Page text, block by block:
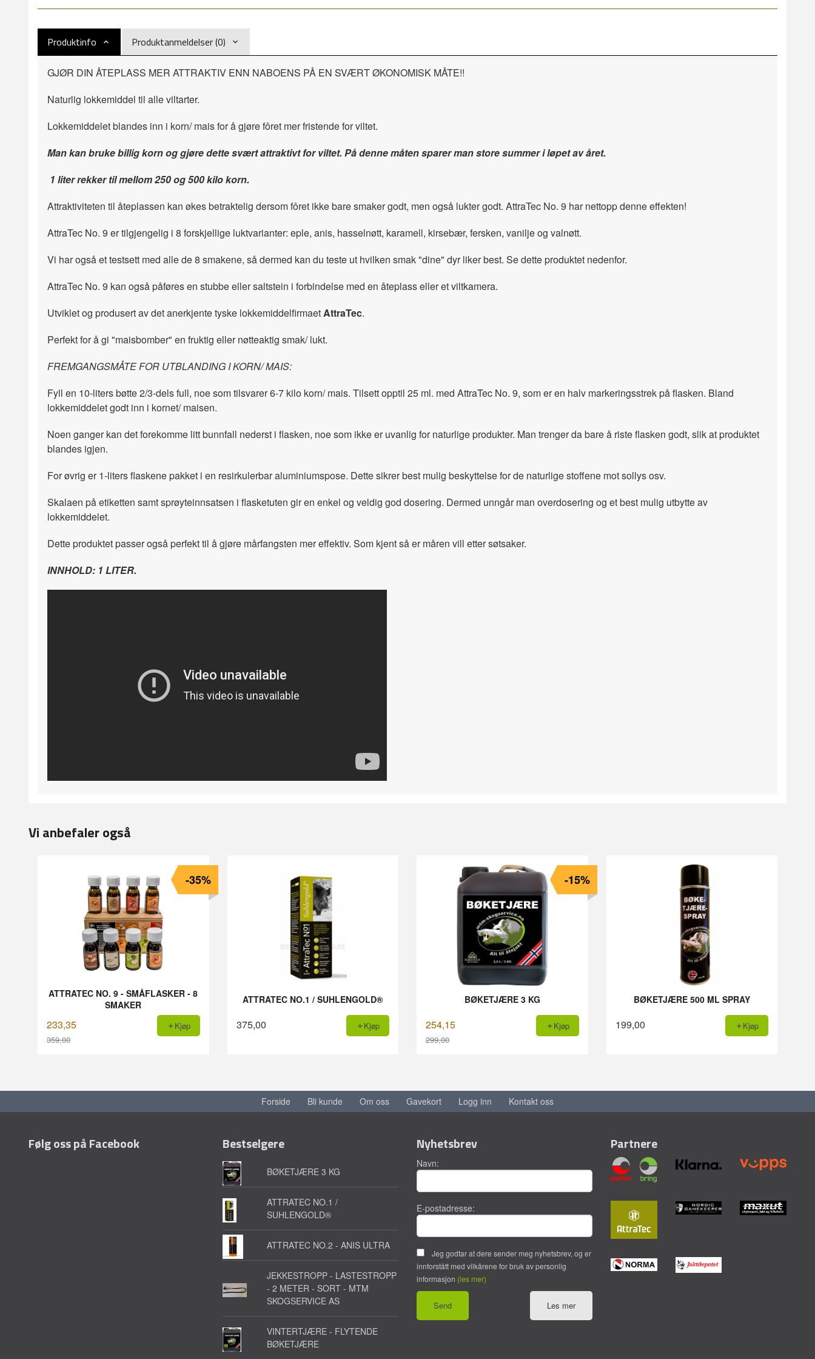
Produktinfo Produktanmeldelser (0)
GJØR DIN ÅTEPLASS MER ATTRAKTIV ENN NABOENS PÅ EN SVÆRT ØKONOMISK MÅTE!!
Naturlig lokkemiddel til alle viltarter.
Lokkemiddelet blandes inn i korn/ mais for å gjøre fôret mer fristende for viltet.
Man kan bruke billig korn og gjøre dette svært attraktivt for viltet. På denne måten sparer man store summer i løpet av året.
1 liter rekker til mellom 250 og 500 kilo korn.
Attraktiviteten til åteplassen kan økes betraktelig dersom fôret ikke bare smaker godt, men også lukter godt. AttraTec No. 9 har nettopp denne effekten!
AttraTec No. 9 er tilgjengelig i 8 forskjellige luktvarianter: eple, anis, hasselnøtt, karamell, kirsebær, fersken, vanilje og valnøtt.
Vi har også et testsett med alle de 8 smakene, så dermed kan du teste ut hvilken smak "dine" dyr liker best. Se dette produktet nedenfor.
AttraTec No. 9 kan også påføres en stubbe eller saltstein i forbindelse med en åteplass eller et viltkamera.
Utviklet og produsert av det anerkjente tyske lokkemiddelfirmaetAttraTec.
Perfekt for å gi "maisbomber" en fruktig eller nøtteaktig smak/ lukt.
FREMGANGSMÅTE FOR UTBLANDING I KORN/ MAIS:
Fyll en 10-liters bøtte 2/3-dels full, noe som tilsvarer 6-7 kilo korn/ mais. Tilsett opptil 25 ml. med AttraTec No. 9, som er en halv markeringsstrek på flasken. Bland
lokkemiddelet godt inn i kornet/ maisen.
Noen ganger kan det forekomme litt bunnfall nederst i flasken, noe som ikke er uvanlig for naturlige produkter. Man trenger da bare å riste flasken godt, slik at produktet
blandes igjen.
For øvrig er 1-liters flaskene pakket i en resirkulerbar aluminiumspose. Dette sikrer best mulig beskyttelse for de naturlige stoffene mot sollys osv.
Skalaen på etiketten samt sprøyteinnsatsen i flasketuten gir en enkel og veldig god dosering. Dermed unngår man overdosering og et best mulig utbytte av
lokkemiddelet.
Dette produktet passer også perfekt til å gjøre mårfangsten mer effektiv. Som kjent så er måren vill etter søtsaker.
INNHOLD: 1 LITER.
Vi anbefaler også
ATTRATEC NO. 9 - SMÅFLASKER - 8
SMAKER
233,35
359,00
-35%
Kjøp
ATTRATEC NO.1 / SUHLENGOLD®
375,00 Kjøp
BØKETJÆRE 3 KG
254,15
299,00
-15%
Kjøp
BØKETJÆRE 500 ML SPRAY
199,00 Kjøp
Forside Bli kunde Om oss Gavekort Logg inn Kontakt oss
Følg oss på Facebook Bestselgere
BØKETJÆRE 3 KG
ATTRATEC NO.1 /
SUHLENGOLD®
ATTRATEC NO.2 - ANIS ULTRA
JEKKESTROPP - LASTESTROPP
- 2 METER - SORT - MTM
SKOGSERVICE AS
VINTERTJÆRE - FLYTENDE
BØKETJÆRE
Nyhetsbrev
Navn:
E-postadresse:
Jeg godtar at dere sender meg nyhetsbrev, og er
innforstått med vilkårene for bruk av personlig
informasjon (les mer)
Les mer
Partnere